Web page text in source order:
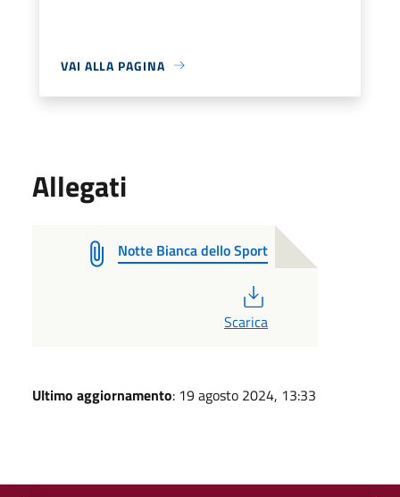
VAI ALLA PAGINA
Allegati
Notte Bianca dello Sport
Scarica
Ultimo aggiornamento: 19 agosto 2024, 13:33